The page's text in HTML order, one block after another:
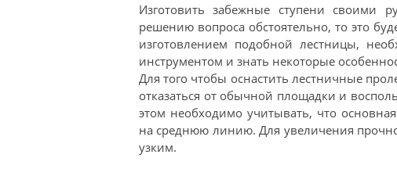
Изготовить забежные ступени своими
решению вопроса обстоятельно, то это
изготовлением подобной лестницы,
инструментом и знать некоторые
Для того чтобы оснастить лестничные
отказаться от обычной площадки и
этом необходимо учитывать, что
на среднюю линию. Для увеличения
узким.